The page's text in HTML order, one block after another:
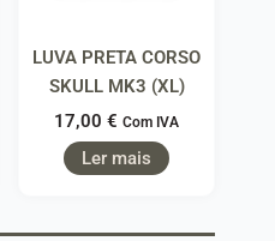
LUVA PRETA CORSO
SKULL MK3 (XL)
17,00 € Com IVA
Ler mais